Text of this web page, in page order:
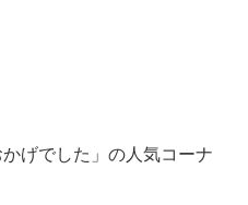
げでした」の人気コーナ